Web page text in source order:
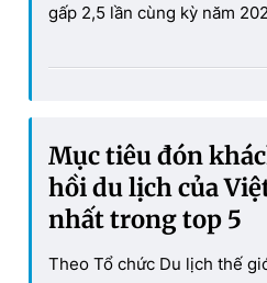
gấp 2,5 lần cùng kỳ năm
Mục tiêu đón
hồi du lịch của
nhất trong top 5
Theo Tổ chức Du lịch thế